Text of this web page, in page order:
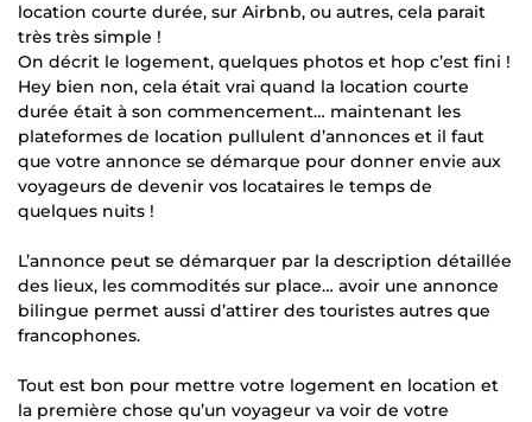
location courte durée, sur Airbnb, ou autres, cela parait
très très simple !
On décrit le logement, quelques photos et hop c’est fini !
Hey bien non, cela était vrai quand la location courte
durée était à son commencement… maintenant les
plateformes de location pullulent d’annonces et il faut
que votre annonce se démarque pour donner envie aux
voyageurs de devenir vos locataires le temps de
quelques nuits !
L’annonce peut se démarquer par la description détaillée
des lieux, les commodités sur place… avoir une annonce
bilingue permet aussi d’attirer des touristes autres que
francophones.
Tout est bon pour mettre votre logement en location et
la première chose qu’un voyageur va voir de votre